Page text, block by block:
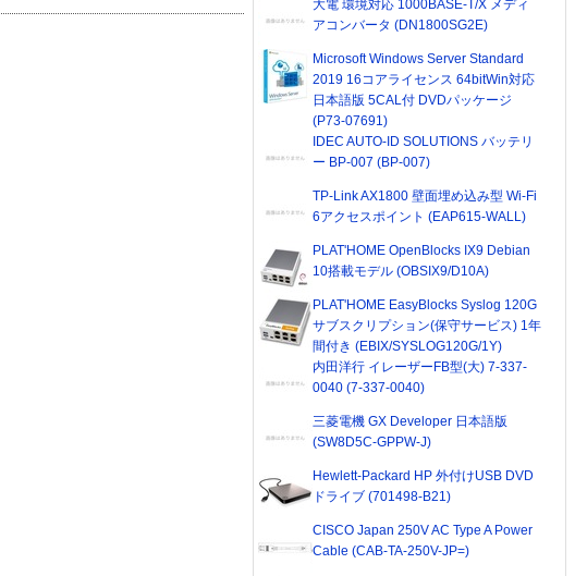
大電 環境対応 1000BASE-T/X メディ
アコンバータ (DN1800SG2E)
Microsoft Windows Server Standard
2019 16コアライセンス 64bitWin対応
日本語版 5CAL付 DVDパッケージ
(P73-07691)
IDEC AUTO-ID SOLUTIONS バッテリ
ー BP-007 (BP-007)
TP-Link AX1800 壁面埋め込み型 Wi-Fi
6アクセスポイント (EAP615-WALL)
PLAT'HOME OpenBlocks IX9 Debian
10搭載モデル (OBSIX9/D10A)
PLAT'HOME EasyBlocks Syslog 120G
サブスクリプション(保守サービス) 1年
間付き (EBIX/SYSLOG120G/1Y)
内田洋行 イレーザーFB型(大) 7-337-
0040 (7-337-0040)
三菱電機 GX Developer 日本語版
(SW8D5C-GPPW-J)
Hewlett-Packard HP 外付けUSB DVD
ドライブ (701498-B21)
CISCO Japan 250V AC Type A Power
Cable (CAB-TA-250V-JP=)